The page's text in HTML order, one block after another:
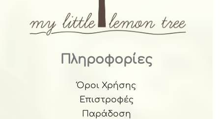
Πληροφορίες
Όροι Χρήσης
Επιστροφές
Παράδοση